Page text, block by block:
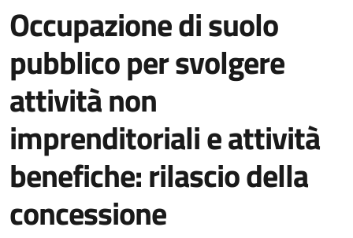
Occupazione di suolo
pubblico per svolgere
attività non
imprenditoriali e attività
benefiche: rilascio della
concessione